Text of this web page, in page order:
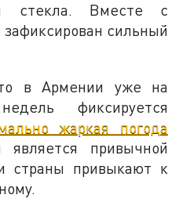
стекла. Вместе с
сильный
в Армении уже на
фиксируется
жаркая погода
привычной
страны привыкают к